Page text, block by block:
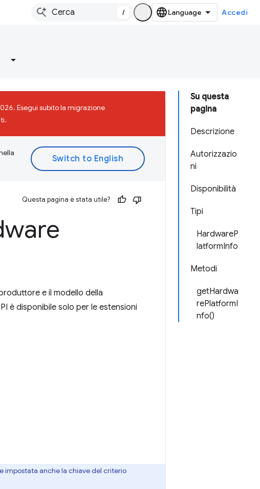
/ Accedi
Su questa
pagina
Descrizione
Autorizzazio
ni
Disponibilità
Tipi
HardwareP
latformInfo
Metodi
getHardwa
rePlatformI
nfo()
Esegui subito la migrazione
Questa pagina è stata utile?
e il modello della
è disponibile solo per le estensioni
impostata anche la chiave del criterio